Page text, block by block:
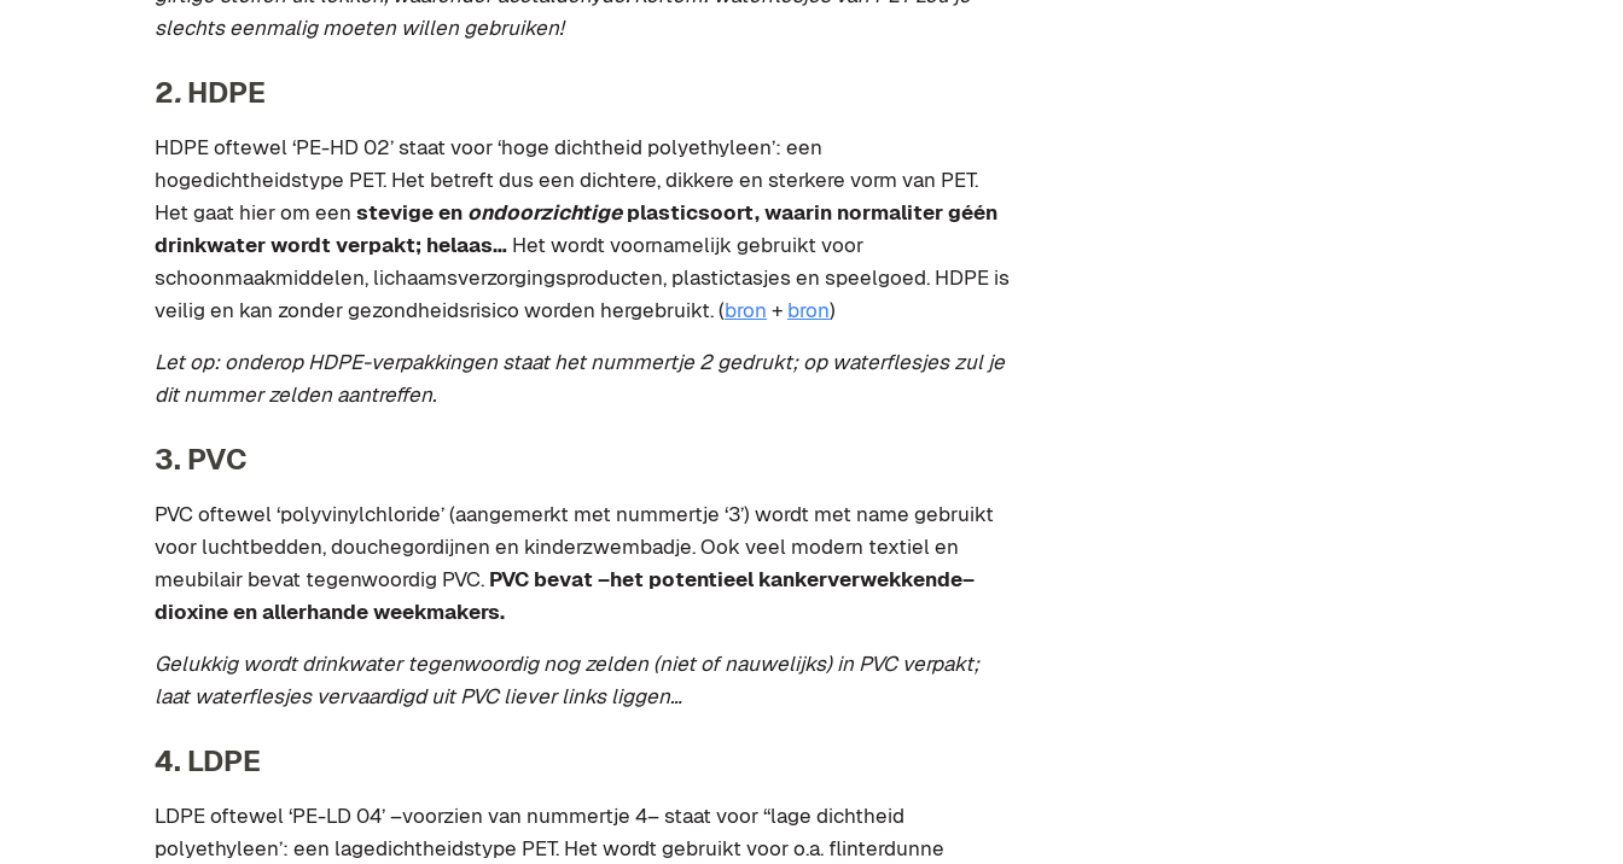
slechts eenmalig moeten willen gebruiken!
2.HDPE
HDPE oftewel ‘PE-HD 02’ staat voor ‘hoge dichtheid polyethyleen’: een
hogedichtheidstype PET. Het betreft dus een dichtere, dikkere en sterkere vorm van PET.
Het gaat hier om een stevige en ondoorzichtigeplasticsoort, waarin normaliter géén
drinkwater wordt verpakt; helaas… Het wordt voornamelijk gebruikt voor
schoonmaakmiddelen, lichaamsverzorgingsproducten, plastictasjes en speelgoed. HDPE is
veilig en kan zonder gezondheidsrisico worden hergebruikt. (bron + bron)
Let op: onderop HDPE-verpakkingen staat het nummertje 2 gedrukt; op waterflesjes zul je
dit nummer zelden aantreffen.
3. PVC
PVC oftewel ‘polyvinylchloride’ (aangemerkt met nummertje ‘3’) wordt met name gebruikt
voor luchtbedden, douchegordijnen en kinderzwembadje. Ook veel modern textiel en
meubilair bevat tegenwoordig PVC. PVC bevat –het potentieel kankerverwekkende–
dioxine en allerhande weekmakers.
Gelukkig wordt drinkwater tegenwoordig nog zelden (niet of nauwelijks) in PVC verpakt;
laat waterflesjes vervaardigd uit PVC liever links liggen…
4. LDPE
LDPE oftewel ‘PE-LD 04’ –voorzien van nummertje 4– staat voor ‘‘lage dichtheid
polyethyleen’: een lagedichtheidstype PET. Het wordt gebruikt voor o.a. flinterdunne